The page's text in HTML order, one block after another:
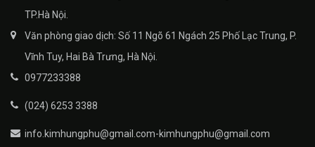
TP.Hà Nội.
Văn phòng giao dịch: Số 11 Ngõ 61 Ngách 25 Phố Lạc Trung, P.
Vĩnh Tuy, Hai Bà Trưng, Hà Nội.
0977233388
(024) 6253 3388
info.kimhungphu@gmail.com-kimhungphu@gmail.com